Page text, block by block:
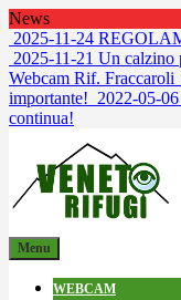
Skip
to
content
News
2025-11-24
2025-11-21 Un calzino
Webcam Rif. Fraccaroli
importante! 2022-05-06
continua!
venetorifugi.it
Webcam dai Rifugi
Menu
WEBCAM